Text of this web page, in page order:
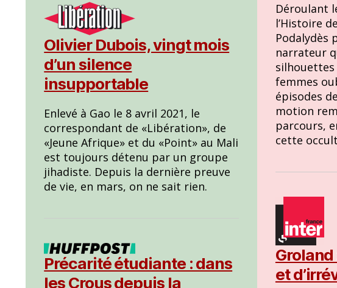
Olivier Dubois, vingt mois
d’un silence
insupportable
Enlevé à Gao le 8 avril 2021, le
correspondant de «Libération», de
«Jeune Afrique» et du «Point» au Mali
est toujours détenu par un groupe
jihadiste. Depuis la dernière preuve
de vie, en mars, on ne sait rien.
Précarité étudiante : dans
les Crous depuis la
Déroulant
l’Histoire
Podalydès
narrateur
femmes
épisodes
motion
parcours,
cette
Groland
et